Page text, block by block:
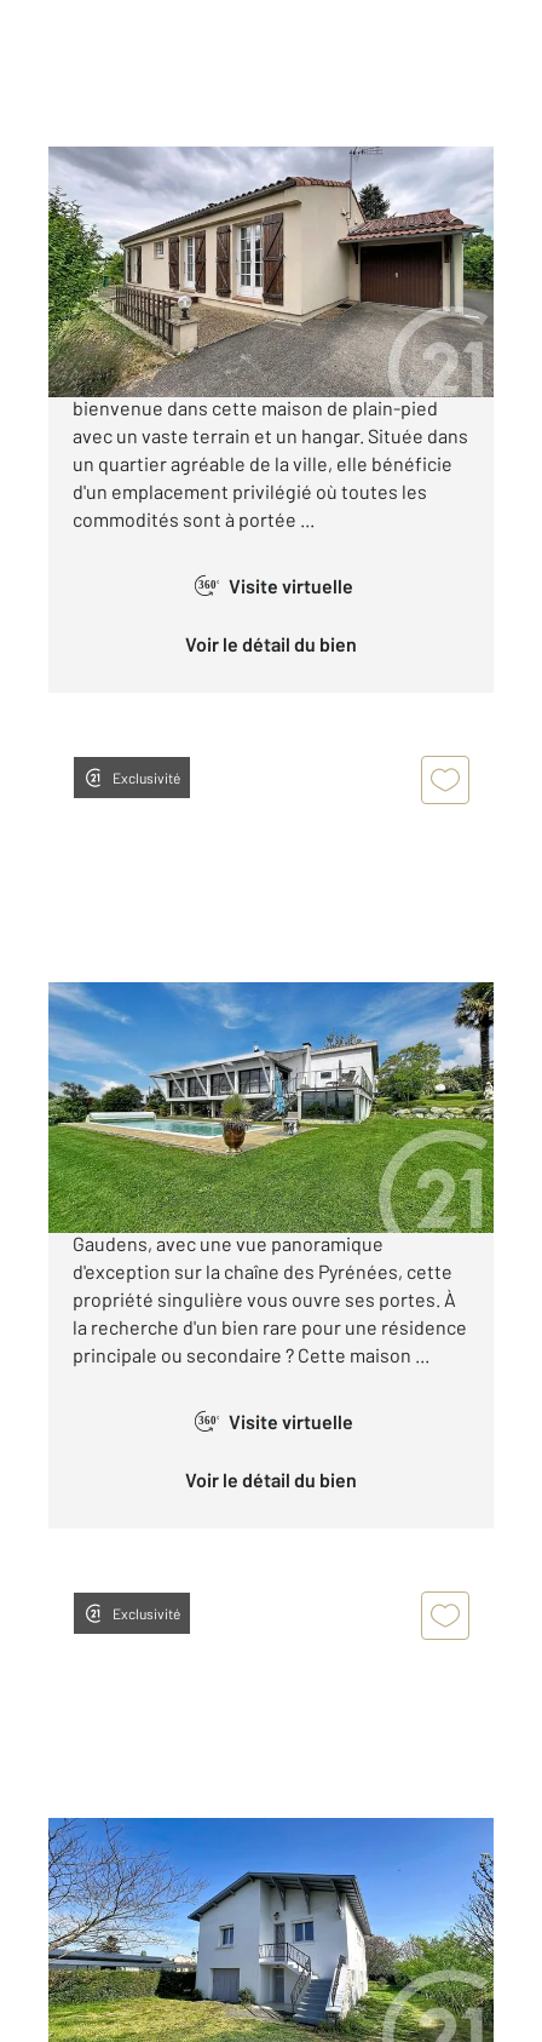
ST GAUDENS 31
86 m
, 4 pièces
Ref : 16828
Maison à vendre
185 000 €
« DANS LES ANNÉES 80 » À Saint-Gaudens,
bienvenue dans cette maison de plain-pied
avec un vaste terrain et un hangar. Située dans
un quartier agréable de la ville, elle bénéficie
d'un emplacement privilégié où toutes les
commodités sont à portée ...
360° Visite virtuelle
Voir le détail du bien
Exclusivité
ST GAUDENS 31
218 m
Ref : 17279
Maison à vendre
530 000 €
« L'ARCHITECTE » Dans les hauteurs de Saint-
Gaudens, avec une vue panoramique
d'exception sur la chaîne des Pyrénées, cette
propriété singulière vous ouvre ses portes. À
la recherche d'un bien rare pour une résidence
principale ou secondaire ? Cette maison ...
360° Visite virtuelle
Voir le détail du bien
Exclusivité
ST GAUDENS 31
103 m2, 4 pièces
Ref : 17247
Maison à vendre
140 800 €